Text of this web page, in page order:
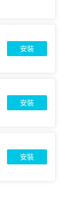
安裝
安裝
安裝